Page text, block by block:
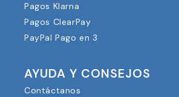
Pagos Klarna
Pagos ClearPay
PayPal Pago en 3
AYUDA Y CONSEJOS
Contáctanos